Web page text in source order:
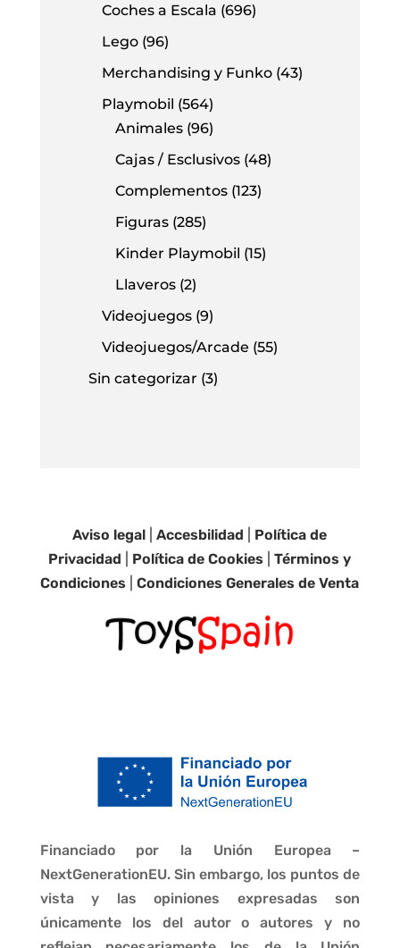
Coches a Escala (696)
Lego (96)
Merchandising y Funko (43)
Playmobil (564)
Animales (96)
Cajas / Esclusivos (48)
Complementos (123)
Figuras (285)
Kinder Playmobil (15)
Llaveros (2)
Videojuegos (9)
Videojuegos/Arcade (55)
Sin categorizar (3)
Aviso legal |Accesbilidad
Política de
Privacidad
Política de Cookies |Términos y
Condiciones |Condiciones Generales de Venta
Financiado por la Unión Europea –
NextGenerationEU. Sin embargo, los puntos de
vista y las opiniones expresadas son
únicamente los del autor o autores y no